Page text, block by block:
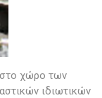
στο χώρο των
ιδιωτικών